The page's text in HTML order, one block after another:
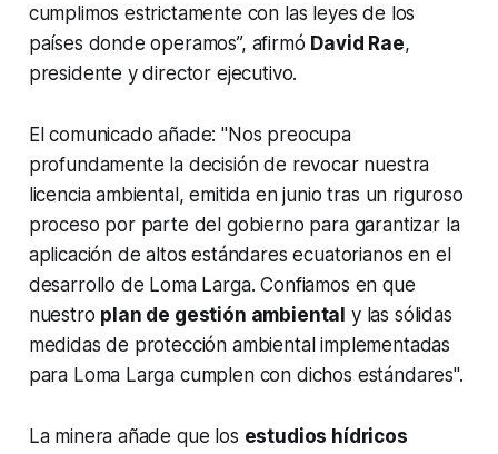
cumplimos estrictamente con las leyes de los
países donde operamos”, afirmó David Rae,
presidente y director ejecutivo.
El comunicado añade: "Nos preocupa
profundamente la decisión de revocar nuestra
licencia ambiental, emitida en junio tras un riguroso
proceso por parte del gobierno para garantizar la
aplicación de altos estándares ecuatorianos en el
desarrollo de Loma Larga. Confiamos en que
nuestro plan de gestión ambiental y las sólidas
medidas de protección ambiental implementadas
para Loma Larga cumplen con dichos estándares".
La minera añade que los estudios hídricos